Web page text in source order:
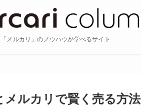
「メルカリ」のノウハウが学べるサイト
ルカリで賢く売る方法